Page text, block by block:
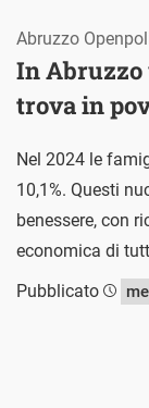
In
trova in
Abruzzo
Nel 2024 le
10,1%. Questi
benessere, con
economica di
Pubblicato